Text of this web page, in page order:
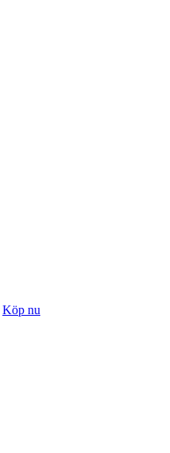
Köp nu